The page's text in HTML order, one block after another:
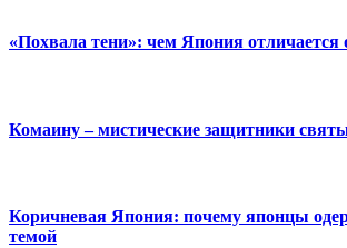
«Похвала тени»: чем Япония отличается
Комаину – мистические защитники
Коричневая Япония: почему японцы
темой